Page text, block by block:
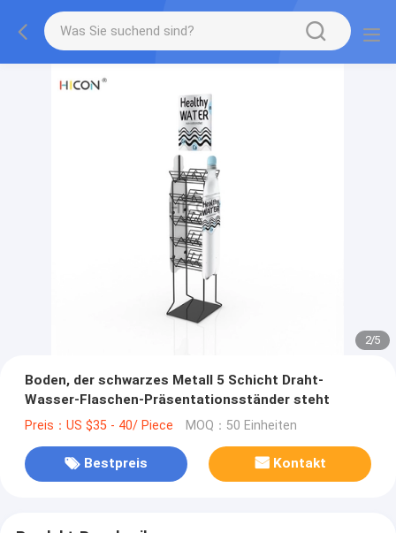
2/5
Boden, der schwarzes Metall 5 Schicht Draht-
Wasser-Flaschen-Präsentationsständer steht
Preis：US $35 - 40/ Piece MOQ：50 Einheiten
Bestpreis Kontakt